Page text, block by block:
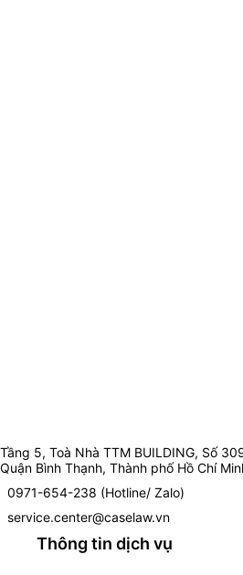
Tầng 5, Toà Nhà TTM BUILDING, Số
Quận Bình Thạnh, Thành phố Hồ Chí
0971-654-238 (Hotline/ Zalo)
service.center@caselaw.vn
Thông tin dịch vụ